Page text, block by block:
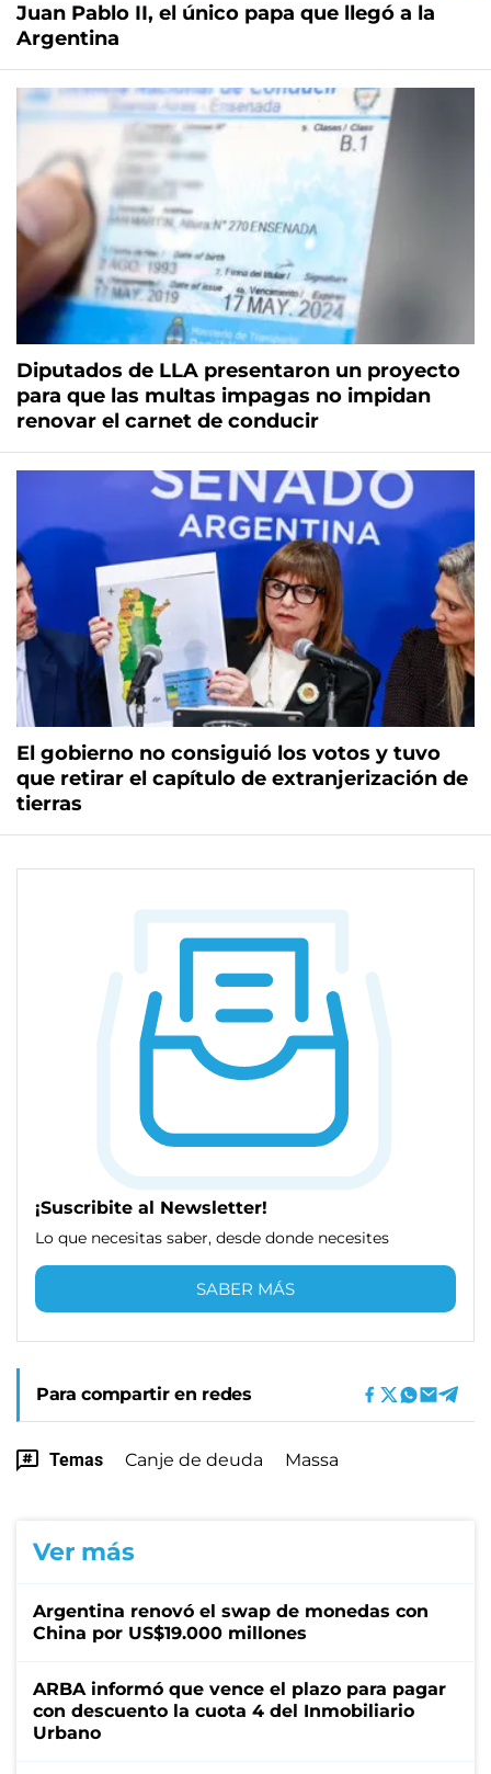
Juan Pablo II, el único papa que llegó a la
Argentina
Diputados de LLA presentaron un proyecto
para que las multas impagas no impidan
renovar el carnet de conducir
El gobierno no consiguió los votos y tuvo
que retirar el capítulo de extranjerización de
tierras
¡Suscribite al Newsletter!
Lo que necesitas saber, desde donde necesites
SABER MÁS
Para compartir en redes
Temas Canje de deuda Massa
Ver más
Argentina renovó el swap de monedas con
China por US$19.000 millones
ARBA informó que vence el plazo para pagar
con descuento la cuota 4 del Inmobiliario
Urbano